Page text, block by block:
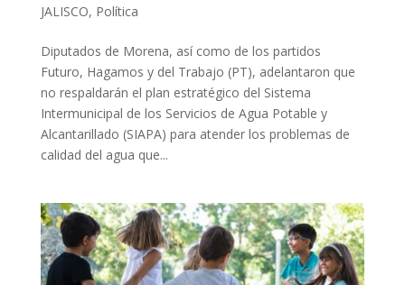
JALISCO, Política
Diputados de Morena, así como de los partidos
Futuro, Hagamos y del Trabajo (PT), adelantaron que
no respaldarán el plan estratégico del Sistema
Intermunicipal de los Servicios de Agua Potable y
Alcantarillado (SIAPA) para atender los problemas de
calidad del agua que...